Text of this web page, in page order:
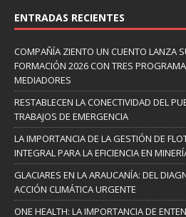
ENTRADAS RECIENTES
COMPAÑÍA ZIENTO UN CUENTO LANZA
FORMACIÓN 2026 CON TRES
MEDIADORES
RESTABLECEN LA CONECTIVIDAD DEL
TRABAJOS DE EMERGENCIA
LA IMPORTANCIA DE LA GESTIÓN DE
INTEGRAL PARA LA EFICIENCIA EN
GLACIARES EN LA ARAUCANÍA: DEL
ACCIÓN CLIMÁTICA URGENTE
ONE HEALTH: LA IMPORTANCIA DE